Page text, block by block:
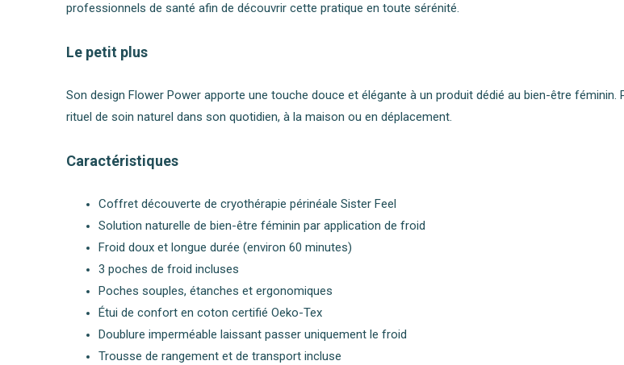
professionnels de santé afin de découvrir cette pratique en toute sérénité.
Le petit plus
Son design Flower Power apporte une touche douce et élégante à un produit dédié au bien-être
rituel de soin naturel dans son quotidien, à la maison ou en déplacement.
Caractéristiques
Coffret découverte de cryothérapie périnéale Sister Feel
Solution naturelle de bien-être féminin par application de froid
Froid doux et longue durée (environ 60 minutes)
3 poches de froid incluses
Poches souples, étanches et ergonomiques
Étui de confort en coton certifié Oeko-Tex
Doublure imperméable laissant passer uniquement le froid
Trousse de rangement et de transport incluse